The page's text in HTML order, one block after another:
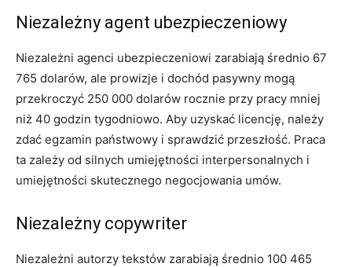
Niezależny agent ubezpieczeniowy
Niezależni agenci ubezpieczeniowi zarabiają średnio 67
765 dolarów, ale prowizje i dochód pasywny mogą
przekroczyć 250 000 dolarów rocznie przy pracy mniej
niż 40 godzin tygodniowo. Aby uzyskać licencję, należy
zdać egzamin państwowy i sprawdzić przeszłość. Praca
ta zależy od silnych umiejętności interpersonalnych i
umiejętności skutecznego negocjowania umów.
Niezależny copywriter
Niezależni autorzy tekstów zarabiają średnio 100 465